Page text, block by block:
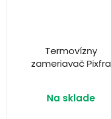
Termovízny
zameriavač Pixfra
diaľkomerom)
Na sklade